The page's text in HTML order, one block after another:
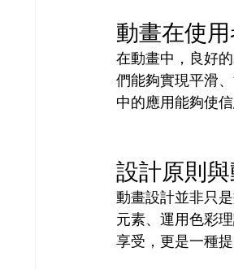
動畫在使
在動畫中，良好
們能夠實現平滑
中的應用能夠使
設計原則
動畫設計並非只
元素、運用色彩
享受，更是一種